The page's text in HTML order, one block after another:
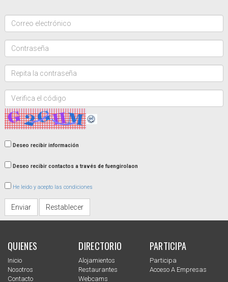
Correo
electrónico:
Contraseña:
Repita
contraseña:
Verifica
código:
Deseo recibir información
Deseo recibir contactos a través de fuengirolaon
He leido y acepto las condiciones
Enviar Restablecer
QUIENES
Inicio
Nosotros
Contacto
DIRECTORIO
Alojamientos
Restaurantes
Webcams
PARTICIPA
Participa
Acceso A Empresas